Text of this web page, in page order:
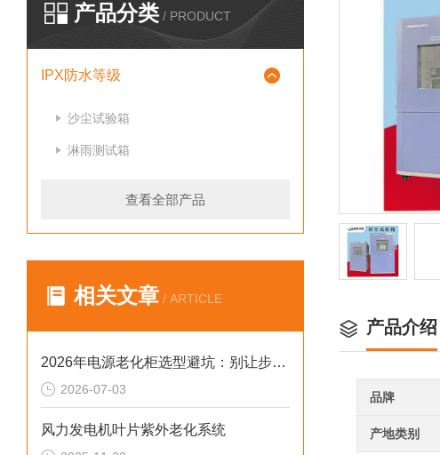
产品分类 / PRODUCT
IPX防水等级
沙尘试验箱
淋雨测试箱
查看全部产品
相关文章 / ARTICLE
2026年电源老化柜选型避坑：别让步进低配拖累审核与数据
2026-07-03
风力发电机叶片紫外老化系统
产品介绍
品牌
产地类别